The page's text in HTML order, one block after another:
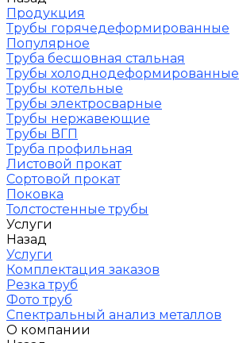
Продукция
Трубы горячедеформированные
Популярное
Труба бесшовная стальная
Трубы холоднодеформированные
Трубы котельные
Трубы электросварные
Трубы нержавеющие
Трубы ВГП
Труба профильная
Листовой прокат
Сортовой прокат
Поковка
Толстостенные трубы
Услуги
Назад
Услуги
Комплектация заказов
Резка труб
Фото труб
Спектральный анализ металлов
О компании